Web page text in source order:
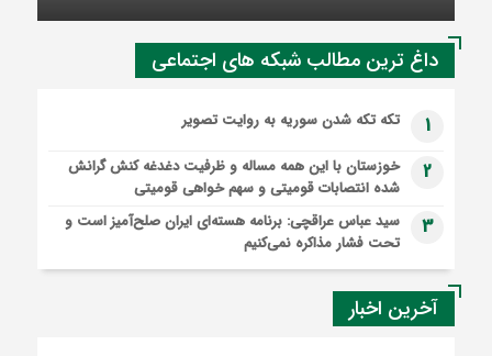
داغ ترین مطالب شبکه های اجتماعی
1 تکه تکه شدن سوریه به روایت تصویر
2
خوزستان با این همه مساله و ظرفیت دغدغه کنش گرانش
شده انتصابات قومیتی و سهم خواهی قومیتی
3
سید عباس عراقچی: برنامه هسته‌ای ایران صلح‌آمیز است و
تحت فشار مذاکره نمی‌کنیم
آخرین اخبار